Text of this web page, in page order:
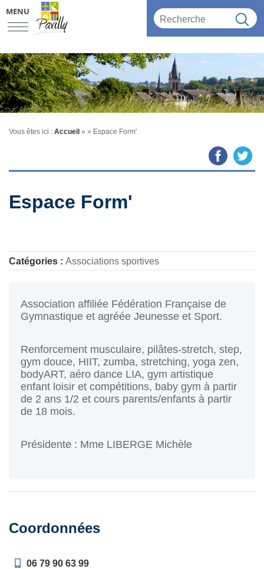
MENU
Vous êtes ici : Accueil » » Espace Form'
Espace Form'
Catégories : Associations sportives
Association affiliée Fédération Française de
Gymnastique et agréée Jeunesse et Sport.
Renforcement musculaire, pilâtes-stretch, step,
gym douce, HIIT, zumba, stretching, yoga zen,
bodyART, aéro dance LIA, gym artistique
enfant loisir et compétitions, baby gym à partir
de 2 ans 1/2 et cours parents/enfants à partir
de 18 mois.
Présidente : Mme LIBERGE Michèle
Coordonnées
06 79 90 63 99